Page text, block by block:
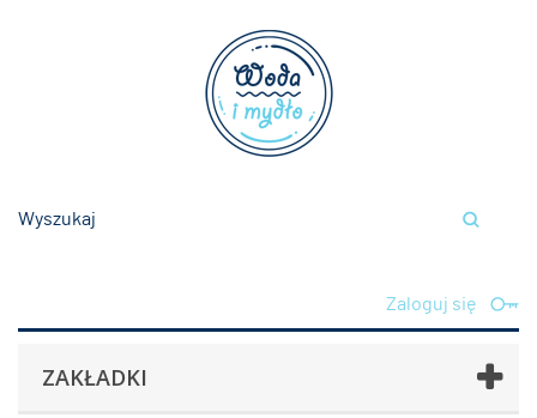
Zaloguj się
ZAKŁADKI